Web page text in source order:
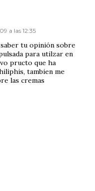
a las 12:35
tu opinión sobre
para utilzar en
pructo que ha
tambien me
las cremas